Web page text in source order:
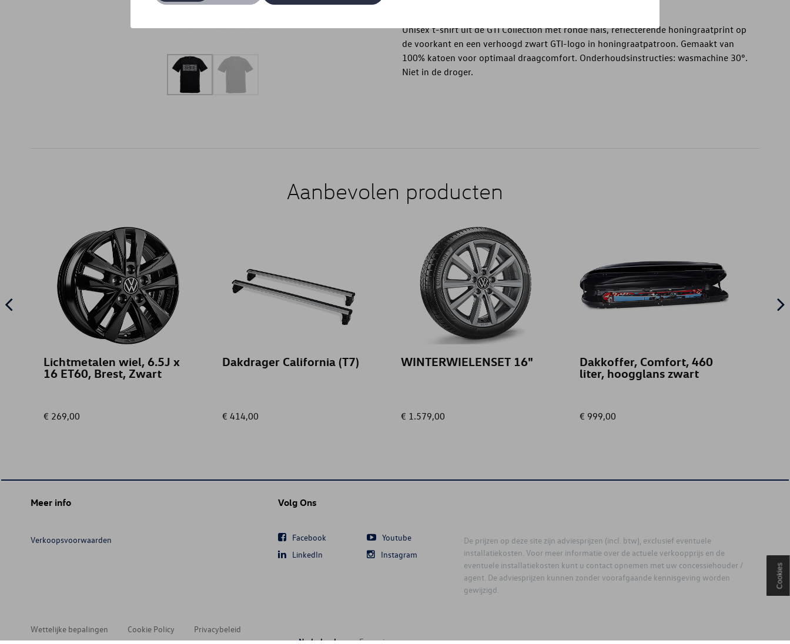
Unisex t-shirt uit de GTI Collection met ronde hals, reflecterende honingraatprint op
de voorkant en een verhoogd zwart GTI-logo in honingraatpatroon. Gemaakt van
100% katoen voor optimaal draagcomfort. Onderhoudsinstructies: wasmachine 30°.
Niet in de droger.
Aanbevolen producten
Lichtmetalen wiel, 6.5J x
16 ET60, Brest, Zwart
€ 269,00
Dakdrager California (T7)
€ 414,00
WINTERWIELENSET 16"
€ 1.579,00
Dakkoffer, Comfort, 460
liter, hoogglans zwart
€ 999,00
Meer info
Verkoopsvoorwaarden
Volg Ons
Facebook
Youtube
LinkedIn
Instagram
De prijzen op deze site zijn adviesprijzen (incl. btw), exclusief eventuele
installatiekosten. Voor meer informatie over de actuele verkoopprijs en de
eventuele installatiekosten kunt u contact opnemen met uw concessiehouder /
agent. De adviesprijzen kunnen zonder voorafgaande kennisgeving worden
gewijzigd.
Wettelijke bepalingen Cookie Policy
Privacybeleid
Nederlands
Français
Cookies